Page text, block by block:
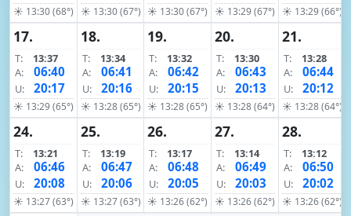
☀ 13:30 (68°) ☀ 13:30 (67°) ☀ 13:30 (67°) ☀ 13:29 (67°) ☀ 13:29 (66°)
17.
T:
13:37
A:
06:40
U: 20:17
☀ 13:29 (65°)
18.
T:
13:34
A:
06:41
U: 20:16
☀ 13:28 (65°)
19.
T:
13:32
A:
06:42
U: 20:15
☀ 13:28 (65°)
20.
T:
13:30
A:
06:43
U: 20:13
☀ 13:28 (64°)
21.
T:
13:28
A:
06:44
U: 20:12
☀ 13:28 (64°)
24.
T:
13:21
A:
06:46
U: 20:08
☀ 13:27 (63°)
25.
T:
13:19
A:
06:47
U: 20:06
☀ 13:27 (63°)
26.
T:
13:17
A:
06:48
U: 20:05
☀ 13:26 (62°)
27.
T:
13:14
A:
06:49
U: 20:03
☀ 13:26 (62°)
28.
T:
13:12
A:
06:50
U: 20:02
☀ 13:26 (62°)